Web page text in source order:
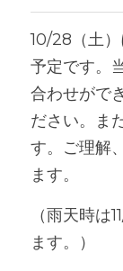
10/28（土
予定です。
合わせがで
ださい。ま
す。ご理解
ます。
（雨天時は
ます。）